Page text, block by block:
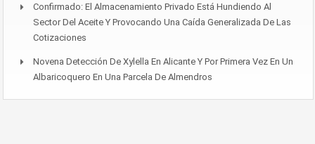
Confirmado: El Almacenamiento Privado Está Hundiendo Al
Sector Del Aceite Y Provocando Una Caída Generalizada De Las
Cotizaciones
Novena Detección De Xylella En Alicante Y Por Primera Vez En Un
Albaricoquero En Una Parcela De Almendros